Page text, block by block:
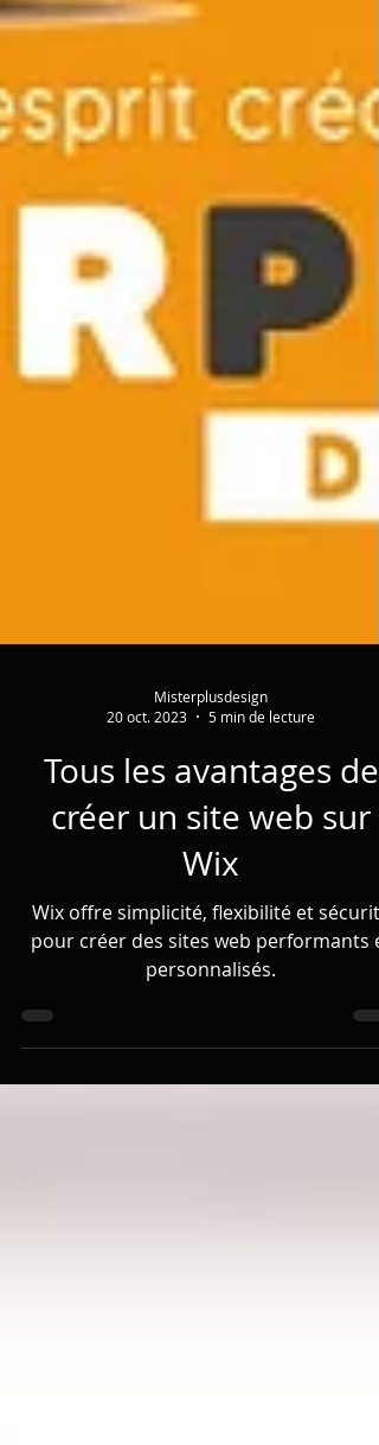
Misterplusdesign
5 min de lecture
Tous les avantages de
Wix
Wix offre simplicité, flexibilité et sécurité
pour créer des sites web performants et
personnalisés.